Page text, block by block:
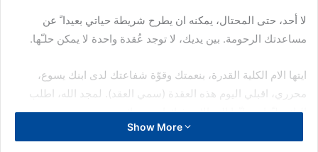
لا أحد، حتى المحتال، يمكنه ان يطرح شريطة حياتي بعيدا ً عن
مساعدتك الرحومة. بين يديك، لا توجد عُقدة واحدة لا يمكن حلـّها.
ايتها الام الكلية القدرة، بنعمتك وقوّة شفاعتك لدى ابنك يسوع،
محرري، اقبلي اليوم هذه العقدة (سمي العقد). لمجد الله، اطلب
اليك حلـّها، وحلـّها الى الابد. فيك اضع رجائي.
Show More